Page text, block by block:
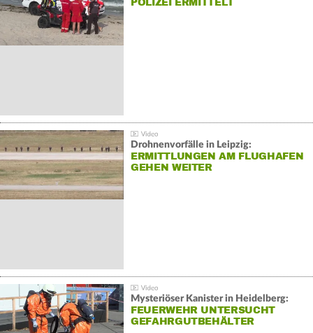
POLIZEI ERMITTELT
Drohnenvorfälle in Leipzig:
ERMITTLUNGEN AM FLUGHAFEN
GEHEN WEITER
Mysteriöser Kanister in Heidelberg:
FEUERWEHR UNTERSUCHT
GEFAHRGUTBEHÄLTER